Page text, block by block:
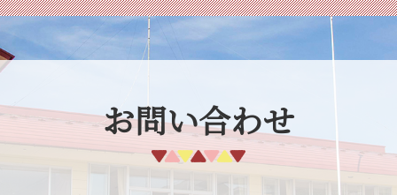
お問い合わせ